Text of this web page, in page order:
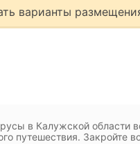
варианты
в Калужской области
путешествия. Закройте